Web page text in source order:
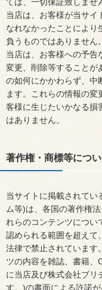
当店は、お客様が当サイ
なれなかったことにより
負うものではありません。
当店は、お客様への予告
変更、削除等することが
の如何にかかわらず、中
ます。これらの情報の
客様に生じたいかなる損
はありません。
著作権・商標等につ
当サイトに掲載されてい
ム等)は、各国の著作権
れらのコンテンツについ
認められる範囲を超えて
法律で禁止されています
ツの内容を雑誌、書籍、
に当店及び株式会社ブリ
す。)の書面による許諾